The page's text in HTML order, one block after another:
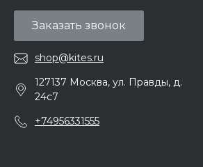
Заказать звонок
shop@kites.ru
127137 Москва, ул. Правды, д.
24с7
+74956331555